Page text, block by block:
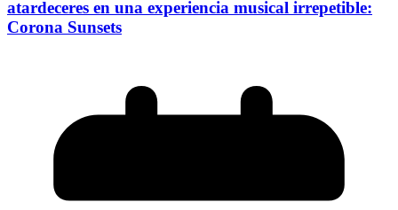
atardeceres en una experiencia musical irrepetible:
Corona Sunsets